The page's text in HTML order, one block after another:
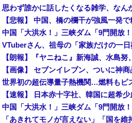
思わず誰かに話したくなる雑学、なん
【画像】 セブンイレブン、ついに神